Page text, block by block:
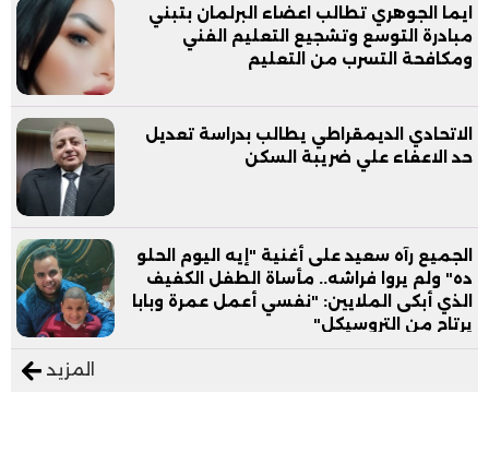
ايما الجوهري تطالب اعضاء البرلمان بتبني
مبادرة التوسع وتشجيع التعليم الفني
ومكافحة التسرب من التعليم
الاتحادي الديمقراطي يطالب بدراسة تعديل
حد الاعفاء علي ضريبة السكن
الجميع رآه سعيد على أغنية "إيه اليوم الحلو
ده" ولم يروا فراشه.. مأساة الطفل الكفيف
الذي أبكى الملايين: "نفسي أعمل عمرة وبابا
يرتاح من التروسيكل"
المزيد